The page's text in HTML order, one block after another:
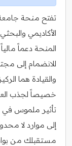
تفتح منحة جامعة
الأكاديمي
المنحة دعماً
للانضمام إلى
والقيادة هما
خصيصاً لجذب
تأثير ملموس في
إلى موارد لا
مستقبلك من